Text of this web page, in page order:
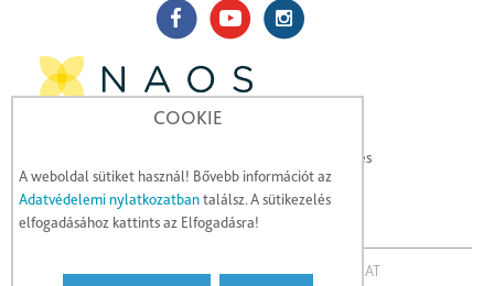
hatékonyabban megóvhatja a bőr ökoszisztémáját, és
megerősítheti a természetes mechanizmusait.
KAPCSOLAT JOGI NYILATKOZAT
COOKIE
A weboldal sütiket használ! Bővebb információt az
Adatvédelemi nylatkozatbantalálsz. A sütikezelés
elfogadásához kattints az Elfogadásra!